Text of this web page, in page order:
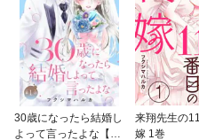
30歳になったら結婚し
よって言ったよな【マ
来翔先生の
嫁 1巻